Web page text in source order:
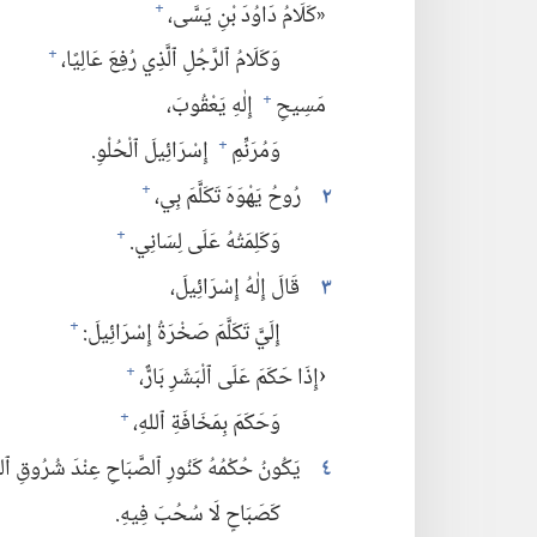
‏«كَلَامُ دَاوُدَ بْنِ يَسَّى،‏+
وَكَلَامُ ٱلرَّجُلِ ٱلَّذِي رُفِعَ عَالِيًا،‏+
مَسِيحِ + إِلٰهِ يَعْقُوبَ،‏
وَمُرَنِّمِ + إِسْرَائِيلَ ٱلْحُلْوِ.‏
٢ رُوحُ يَهْوَهَ تَكَلَّمَ بِي،‏+
وَكَلِمَتُهُ عَلَى لِسَانِي.‏ +
٣ قَالَ إِلٰهُ إِسْرَائِيلَ،‏
إِلَيَّ تَكَلَّمَ صَخْرَةُ إِسْرَائِيلَ:‏ +
‏‹إِذَا حَكَمَ عَلَى ٱلْبَشَرِ بَارٌّ،‏+
وَحَكَمَ بِمَخَافَةِ ٱللهِ،‏+
٤ يَكُونُ حُكْمُهُ كَنُورِ ٱلصَّبَاحِ عِنْدَ شُرُوقِ
كَصَبَاحٍ لَا سُحُبَ فِيهِ.‏